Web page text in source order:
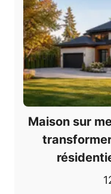
Maison sur